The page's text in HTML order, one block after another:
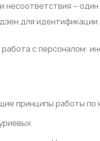
несоответствия –
для
работа с персоналом:
принципы работы по